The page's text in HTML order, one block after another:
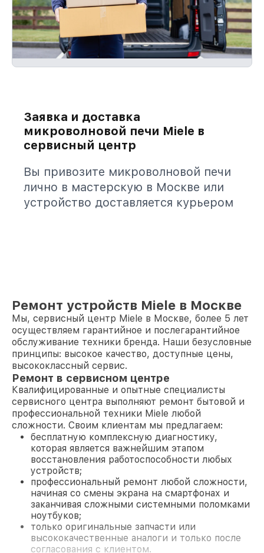
Заявка и доставка
микроволновой печи Miele в
сервисный центр
Вы привозите микроволновой печи
лично в мастерскую в Москве или
устройство доставляется курьером
Ремонт устройств Miele в Москве
Мы, сервисный центр Miele в Москве, более 5 лет
осуществляем гарантийное и послегарантийное
обслуживание техники бренда. Наши безусловные
принципы: высокое качество, доступные цены,
высококлассный сервис.
Ремонт в сервисном центре
Квалифицированные и опытные специалисты
сервисного центра выполняют ремонт бытовой и
профессиональной техники Miele любой
сложности. Своим клиентам мы предлагаем:
бесплатную комплексную диагностику,
которая является важнейшим этапом
восстановления работоспособности любых
устройств;
профессиональный ремонт любой сложности,
начиная со смены экрана на смартфонах и
заканчивая сложными системными поломками
ноутбуков;
только оригинальные запчасти или
высококачественные аналоги и только после
согласования с клиентом.